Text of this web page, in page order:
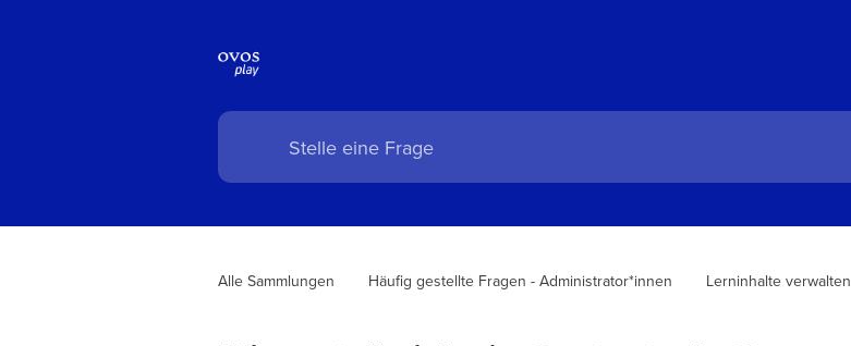
Alle Sammlungen Häufig gestellte Fragen - Administrator*innen Lerninhalte verwalten